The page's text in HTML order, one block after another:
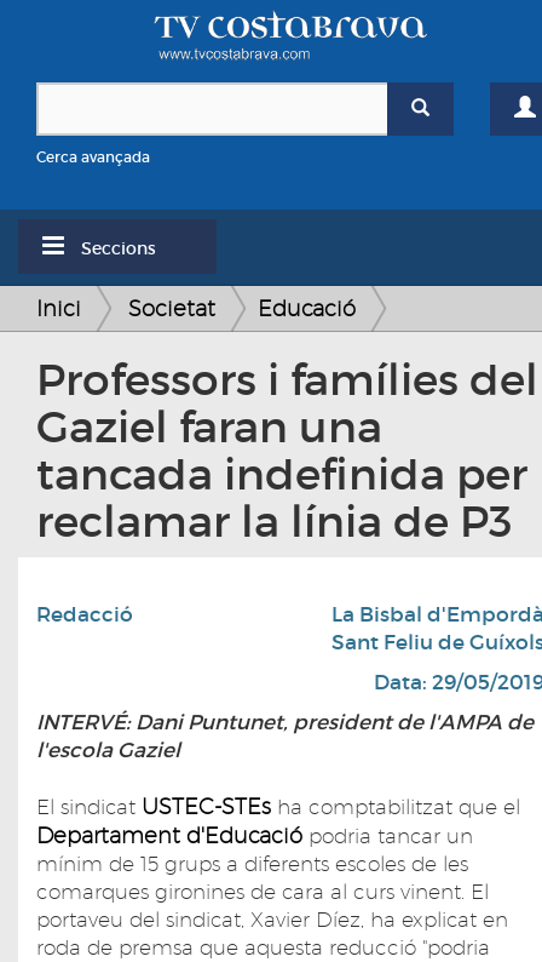
Cerca avançada
Seccions
Inici Societat Educació
Professors i famílies del
Gaziel faran una
tancada indefinida per
reclamar la línia de P3
Redacció
La Bisbal
Sant Feliu de
Data: 29/05/
INTERVÉ: Dani Puntunet, president de l'AMPA de
l'escola Gaziel
El sindicat USTEC-STEs ha comptabilitzat que el
Departament d'Educació podria tancar un
mínim de 15 grups a diferents escoles de les
comarques gironines de cara al curs vinent. El
portaveu del sindicat, Xavier Díez, ha explicat en
roda de premsa que aquesta reducció "podria